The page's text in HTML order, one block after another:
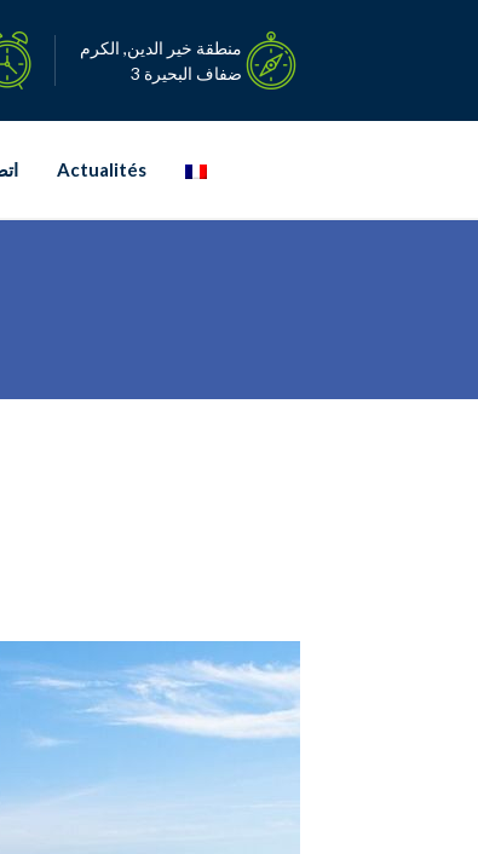
منطقة خير الدين, الكرم
ضفاف البحيرة 3
Actualités